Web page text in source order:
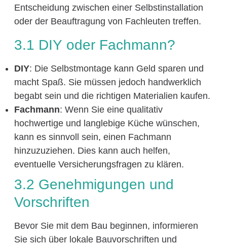
Entscheidung zwischen einer Selbstinstallation
oder der Beauftragung von Fachleuten treffen.
3.1 DIY oder Fachmann?
DIY: Die Selbstmontage kann Geld sparen und
macht Spaß. Sie müssen jedoch handwerklich
begabt sein und die richtigen Materialien kaufen.
Fachmann: Wenn Sie eine qualitativ
hochwertige und langlebige Küche wünschen,
kann es sinnvoll sein, einen Fachmann
hinzuzuziehen. Dies kann auch helfen,
eventuelle Versicherungsfragen zu klären.
3.2 Genehmigungen und
Vorschriften
Bevor Sie mit dem Bau beginnen, informieren
Sie sich über lokale Bauvorschriften und